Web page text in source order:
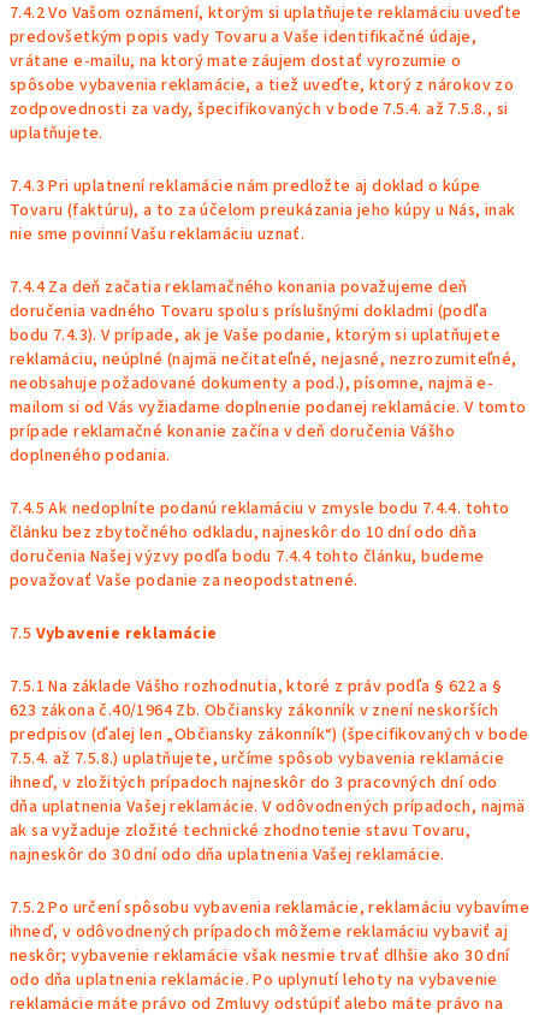
7.4.2 Vo Vašom oznámení, ktorým si uplatňujete reklamáciu uveďte
predovšetkým popis vady Tovaru a Vaše identifikačné údaje,
vrátane e-mailu, na ktorý mate záujem dostať vyrozumie o
spôsobe vybavenia reklamácie, a tiež uveďte, ktorý z nárokov zo
zodpovednosti za vady, špecifikovaných v bode 7.5.4. až 7.5.8., si
uplatňujete.
7.4.3 Pri uplatnení reklamácie nám predložte aj doklad o kúpe
Tovaru (faktúru), a to za účelom preukázania jeho kúpy u Nás, inak
nie sme povinní Vašu reklamáciu uznať.
7.4.4 Za deň začatia reklamačného konania považujeme deň
doručenia vadného Tovaru spolu s príslušnými dokladmi (podľa
bodu 7.4.3). V prípade, ak je Vaše podanie, ktorým si uplatňujete
reklamáciu, neúplné (najmä nečitateľné, nejasné, nezrozumiteľné,
neobsahuje požadované dokumenty a pod.), písomne, najmä e-
mailom si od Vás vyžiadame doplnenie podanej reklamácie. V tomto
prípade reklamačné konanie začína v deň doručenia Vášho
doplneného podania.
7.4.5 Ak nedoplníte podanú reklamáciu v zmysle bodu 7.4.4. tohto
článku bez zbytočného odkladu, najneskôr do 10 dní odo dňa
doručenia Našej výzvy podľa bodu 7.4.4tohto článku, budeme
považovať Vaše podanie za neopodstatnené.
7.5 Vybavenie reklamácie
7.5.1 Na základe Vášho rozhodnutia, ktoré z práv podľa § 622 a §
623 zákona č.40/1964 Zb. Občiansky zákonník v znení neskorších
predpisov (ďalej len „Občiansky zákonník“) (špecifikovaných v bode
7.5.4. až 7.5.8.) uplatňujete, určíme spôsob vybavenia reklamácie
ihneď, v zložitých prípadoch najneskôr do 3 pracovných dní odo
dňa uplatnenia Vašej reklamácie. V odôvodnených prípadoch, najmä
ak sa vyžaduje zložité technické zhodnotenie stavu Tovaru,
najneskôr do 30 dní odo dňa uplatnenia Vašej reklamácie.
7.5.2 Po určení spôsobu vybavenia reklamácie, reklamáciu vybavíme
ihneď, v odôvodnených prípadoch môžeme reklamáciu vybaviť aj
neskôr; vybavenie reklamácie však nesmie trvať dlhšie ako 30 dní
odo dňa uplatnenia reklamácie. Po uplynutí lehoty na vybavenie
reklamácie máte právo od Zmluvy odstúpiť alebo máte právo na